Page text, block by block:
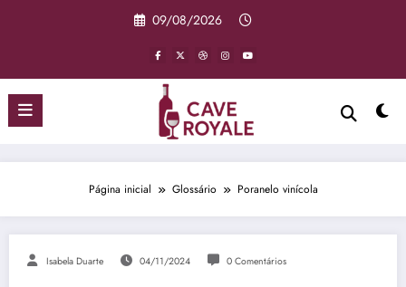
09/08/2026
Página inicial Glossário Poranelo vinícola
Isabela Duarte 04/11/2024 0 Comentários